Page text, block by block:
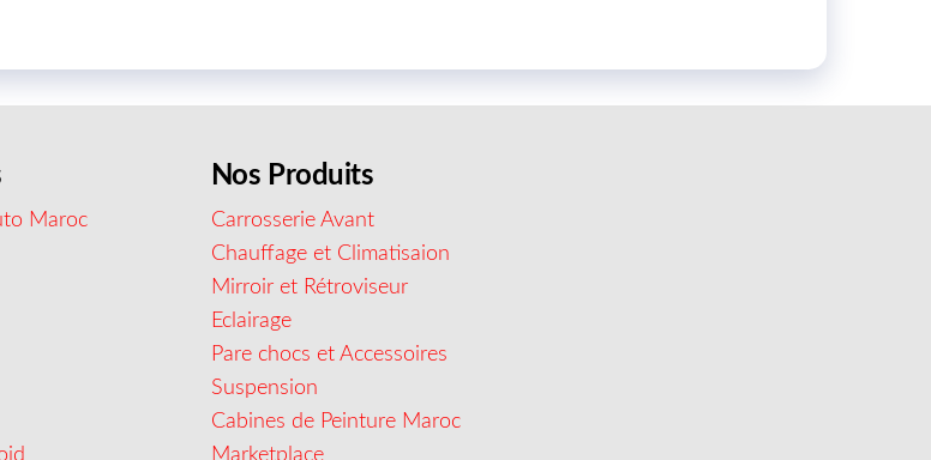
Maroc
Nos Produits
Carrosserie Avant
Chauffage et Climatisaion
Mirroir et Rétroviseur
Eclairage
Pare chocs et Accessoires
Suspension
Cabines de Peinture Maroc
Marketplace